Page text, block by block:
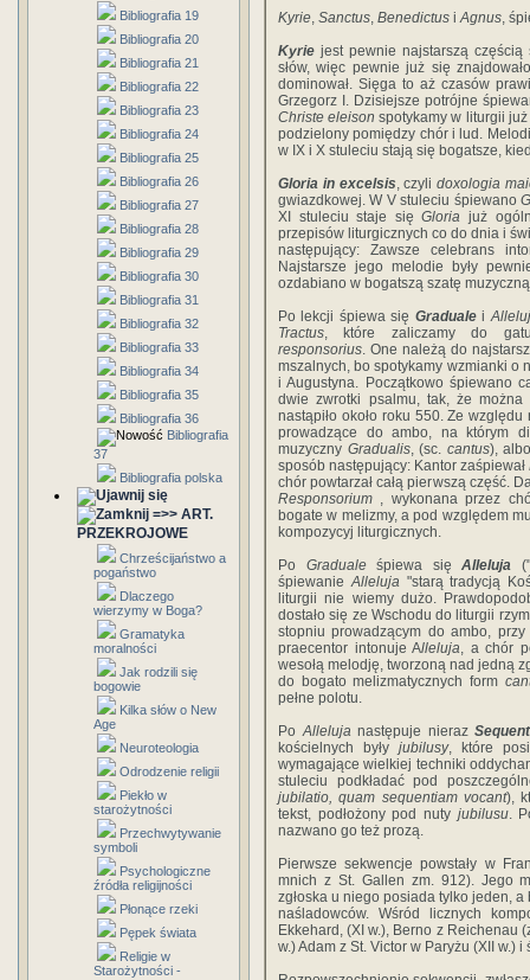
Bibliografia 19
Bibliografia 20
Bibliografia 21
Bibliografia 22
Bibliografia 23
Bibliografia 24
Bibliografia 25
Bibliografia 26
Bibliografia 27
Bibliografia 28
Bibliografia 29
Bibliografia 30
Bibliografia 31
Bibliografia 32
Bibliografia 33
Bibliografia 34
Bibliografia 35
Bibliografia 36
Bibliografia
37
Bibliografia polska
=>> ART.
PRZEKROJOWE
Chrześcijaństwo a
pogaństwo
Dlaczego
wierzymy w Boga?
Gramatyka
moralności
Jak rodzili się
bogowie
Kilka słów o New
Age
Neuroteologia
Odrodzenie religii
Piekło w
starożytności
Przechwytywanie
symboli
Psychologiczne
źródła religijności
Płonące rzeki
Pępek świata
Religie w
Starożytności -
Kyrie, Sanctus, Benedictus iAgnus,
Kyrie jest pewnie najstarszą
słów, więc pewnie już się
dominował. Sięga to aż czasów
Grzegorz I. Dzisiejsze potrójne
Christe eleison spotykamy w liturgii
podzielony pomiędzy chór i lud.
w IX i X stuleciu stają się bogatsze,
Gloria in excelsis, czylidoxologia
gwiazdkowej. W V stuleciu śpiewano
XI stuleciu staje sięGloriajuż
przepisów liturgicznych co do dnia i
następujący: Zawsze celebrans
Najstarsze jego melodie były
ozdabiano w bogatszą szatę
Po lekcji śpiewa się Gradualei
Tractus, które zaliczamy do
responsorius. One należą do
mszalnych, bo spotykamy wzmianki o
i Augustyna. Początkowo śpiewano
dwie zwrotki psalmu, tak, że
nastąpiło około roku 550. Ze
prowadzące do ambo, na którym
muzyczny Gradualis, (sc. cantus),
sposób następujący: Kantor zaśpiewał
chór powtarzał całą pierwszą część.
Responsorium , wykonana przez
bogate w melizmy, a pod względem
kompozycyj liturgicznych.
Po Gradualeśpiewa się Alleluja
śpiewanieAlleluja"starą tradycją
liturgii nie wiemy dużo.
dostało się ze Wschodu do liturgii
stopniu prowadzącym do ambo,
praecentor intonuje Alleluja, a chór
wesołą melodję, tworzoną nad jedną
do bogato melizmatycznych form
pełne polotu.
PoAllelujanastępuje nieraz
kościelnych były jubilusy, które
wymagające wielkiej techniki
stuleciu podkładać pod
jubilatio, quam sequentiam vocant),
tekst, podłożony pod nuty jubilusu.
nazwano go też prozą.
Pierwsze sekwencje powstały w
mnich z St. Gallen zm. 912). Jego
zgłoska u niego posiada tylko jeden, a
naśladowców. Wśród licznych
Ekkehard, (XI w.), Berno z Reichenau
w.) Adam z St. Victor w Paryżu (XII w.)